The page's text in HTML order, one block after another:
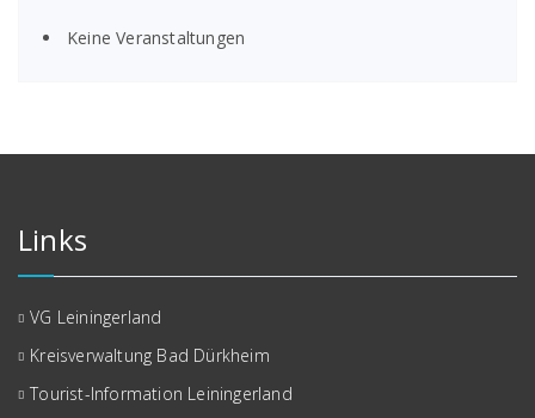
Keine Veranstaltungen
Links
VG Leiningerland
Kreisverwaltung Bad Dürkheim
Tourist-Information Leiningerland